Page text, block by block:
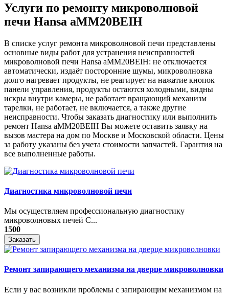
Услуги по ремонту микроволновой
печи Hansa aMM20BEIH
В списке услуг ремонта микроволновой печи представлены
основные виды работ для устранения неисправностей
микроволновой печи Hansa aMM20BEIH: не отключается
автоматически, издаёт посторонние шумы, микроволновка
долго нагревает продукты, не реагирует на нажатие кнопок
панели управления, продукты остаются холодными, видны
искры внутри камеры, не работает вращающий механизм
тарелки, не работает, не включается, а также другие
неисправности. Чтобы заказать диагностику или выполнить
ремонт Hansa aMM20BEIH Вы можете оставить заявку на
вызов мастера на дом по Москве и Московской области. Цены
за работу указаны без учета стоимости запчастей. Гарантия на
все выполненные работы.
Диагностика микроволновой печи
Мы осуществляем профессиональную диагностику
микроволновых печей С...
1500
Заказать
Ремонт запирающего механизма на дверце микроволновки
Если у вас возникли проблемы с запирающим механизмом на